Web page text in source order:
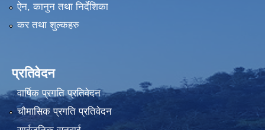
ऐन, कानुन तथा निर्देशिका
कर तथा शुल्कहरु
प्रतिवेदन
वार्षिक प्रगति प्रतिवेदन
चौमासिक प्रगति प्रतिवेदन